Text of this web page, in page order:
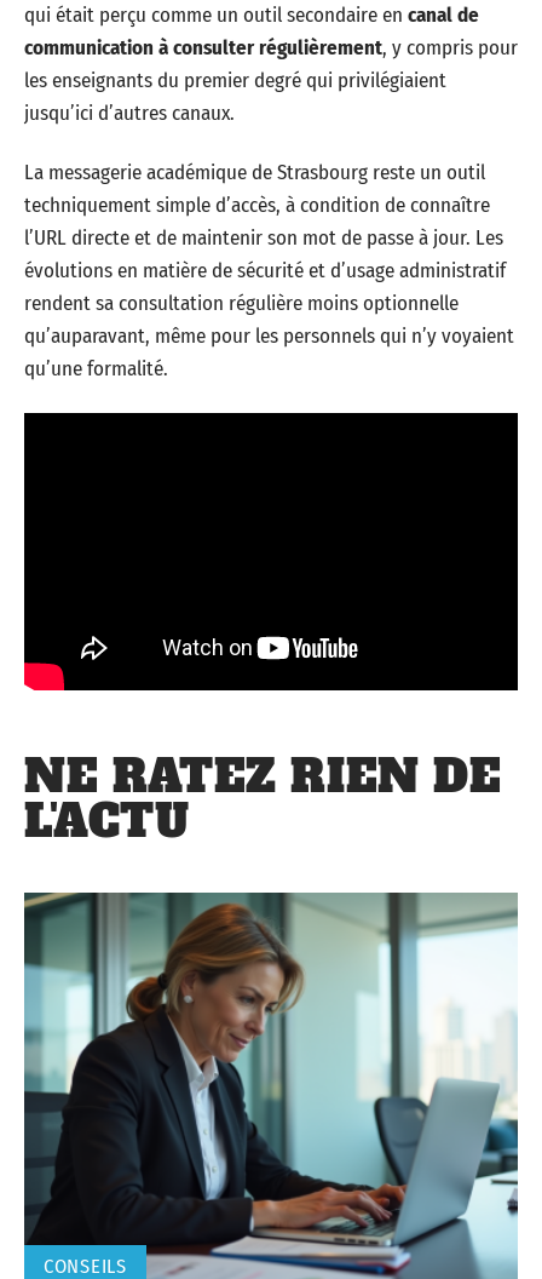
qui était perçu comme un outil secondaire en canal de
communication à consulter régulièrement, y compris pour
les enseignants du premier degré qui privilégiaient
jusqu’ici d’autres canaux.
La messagerie académique de Strasbourg reste un outil
techniquement simple d’accès, à condition de connaître
l’URL directe et de maintenir son mot de passe à jour. Les
évolutions en matière de sécurité et d’usage administratif
rendent sa consultation régulière moins optionnelle
qu’auparavant, même pour les personnels qui n’y voyaient
qu’une formalité.
NE RATEZ RIEN DE
L'ACTU
CONSEILS